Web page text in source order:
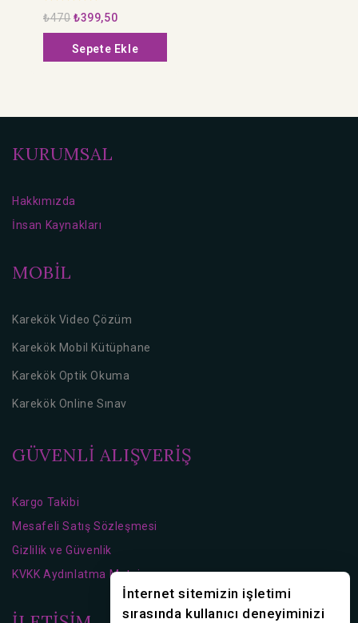
0
5
üzerinden
₺470 ₺399,50
Sepete Ekle
KURUMSAL
Hakkımızda
İnsan Kaynakları
MOBİL
Karekök Video Çözüm
Karekök Mobil Kütüphane
Karekök Optik Okuma
Karekök Online Sınav
GÜVENLİ ALIŞVERİŞ
Kargo Takibi
Mesafeli Satış Sözleşmesi
Gizlilik ve Güvenlik
KVKK Aydınlatma Metni
İnternet sitemizin işletimi
sırasında kullanıcı deneyiminizi